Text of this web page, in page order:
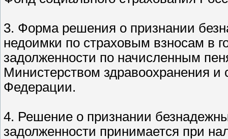
3. Форма решения о признании
недоимки по страховым взносам в
задолженности по начисленным
Министерством здравоохранения и
Федерации.
4. Решение о признании
задолженности принимается при